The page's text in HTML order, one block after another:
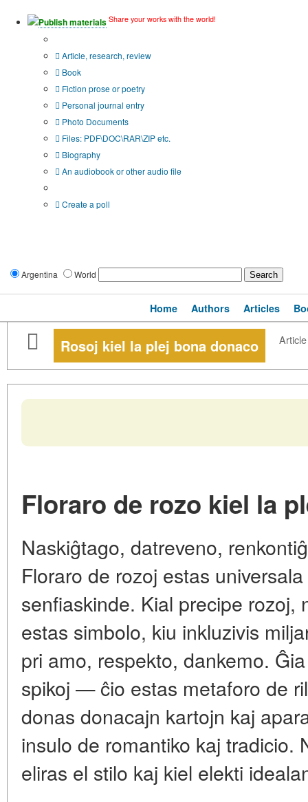
Publish materials Share your works with the world!
Article, research, review
Book
Fiction prose or poetry
Personal journal entry
Photo Documents
Files: PDF\DOC\RAR\ZIP etc.
Biography
An audiobook or other audio file
Create a poll
Argentina World
Home Authors Articles
Rosoj kiel la plej bona donaco
Floraro de rozo kiel la
Naskiĝtago, datreveno,
Floraro de rozoj estas
senfiaskinde. Kial precipe rozoj,
estas simbolo, kiu inkluzivis
pri amo, respekto, dankemo.
spikoj — ĉio estas metaforo de
donas donacajn kartojn kaj
insulo de romantiko kaj tradicio.
eliras el stilo kaj kiel elekti